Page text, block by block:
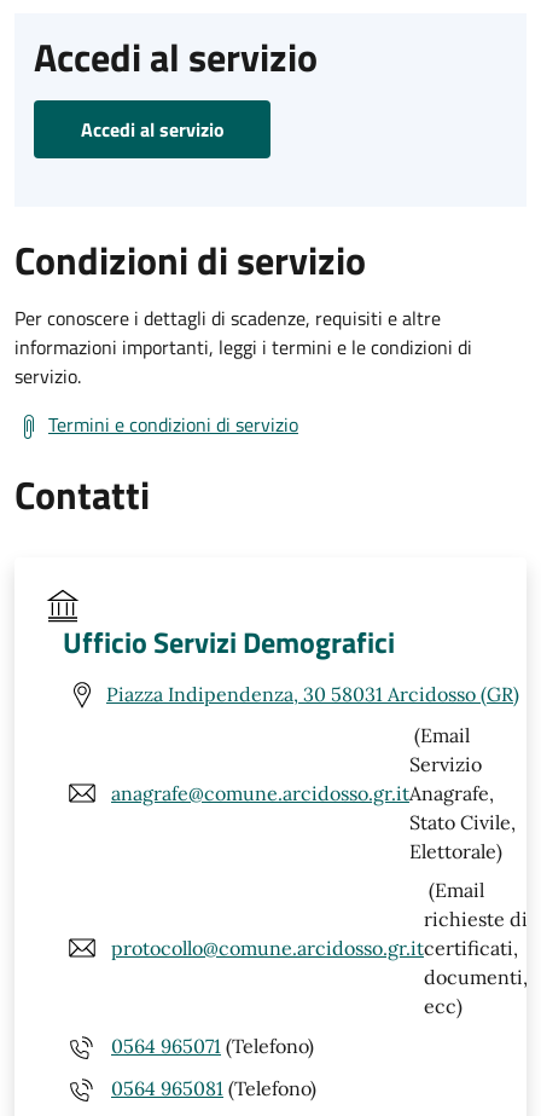
Accedi al servizio
Accedi al servizio
Condizioni di servizio
Per conoscere i dettagli di scadenze, requisiti e altre
informazioni importanti, leggi i termini e le condizioni di
servizio.
Termini e condizioni di servizio
Contatti
Ufficio Servizi Demografici
Piazza Indipendenza, 30 58031 Arcidosso (GR)
anagrafe@comune.arcidosso.gr.it
(Email
Servizio
Anagrafe,
Stato Civile,
Elettorale)
protocollo@comune.arcidosso.gr.it
(Email
richieste di
certificati,
documenti,
ecc)
0564 965071 (Telefono)
0564 965081 (Telefono)